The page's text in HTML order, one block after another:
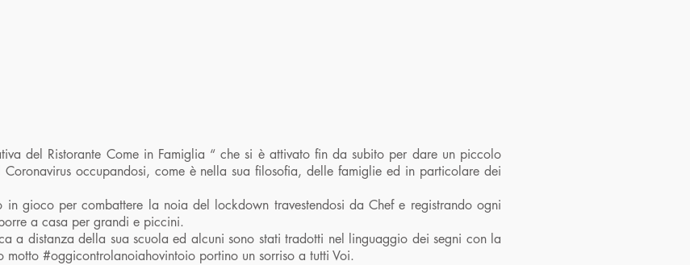
del Ristorante Come in Famiglia “ che si è attivato fin da subito per dare un piccolo
occupandosi, come è nella sua filosofia, delle famiglie ed in particolare dei
in gioco per combattere la noia del lockdown travestendosi da Chef e registrando ogni
a casa per grandi e piccini.
a distanza della sua scuola ed alcuni sono stati tradotti nel linguaggio dei segni con la
#oggicontrolanoiahovintoio portino un sorriso a tutti Voi.